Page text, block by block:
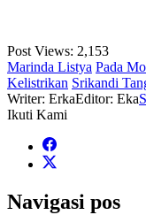
Post Views: 2,153
Marinda Listya Pada
Kelistrikan Srikandi
Writer: ErkaEditor: Eka
Ikuti Kami
Navigasi pos